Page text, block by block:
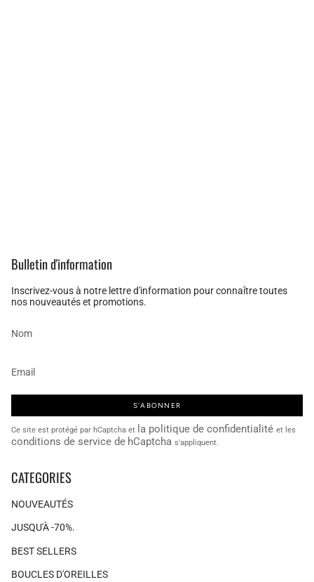
Bulletin d'information
Inscrivez-vous à notre lettre d'information pour connaître toutes
nos nouveautés et promotions.
S'ABONNER
Ce site est protégé par hCaptcha et la politique de confidentialité et les
conditions de service de hCaptcha s'appliquent.
CATEGORIES
NOUVEAUTÉS
JUSQU'À -70%.
BEST SELLERS
BOUCLES D'OREILLES